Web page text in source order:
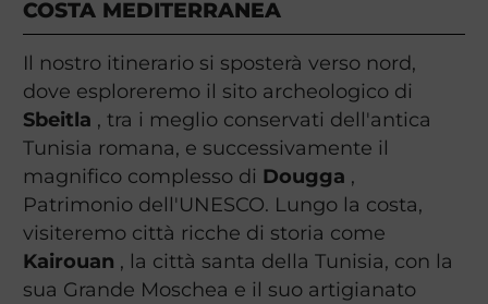
COSTA MEDITERRANEA
Il nostro itinerario si sposterà verso nord,
dove esploreremo il sito archeologico di
Sbeitla , tra i meglio conservati dell'antica
Tunisia romana, e successivamente il
magnifico complesso di Dougga ,
Patrimonio dell'UNESCO. Lungo la costa,
visiteremo città ricche di storia come
Kairouan , la città santa della Tunisia, con la
sua Grande Moschea e il suo artigianato